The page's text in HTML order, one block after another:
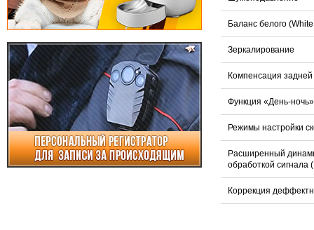
Баланс белого
Зеркалирование
Компенсация задней
Функция «День-
Режимы настройки
Расширенный
обработкой сигнала
Коррекция